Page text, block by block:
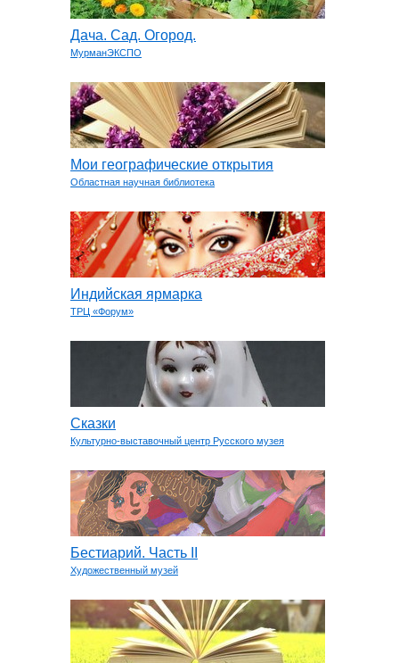
Дача. Сад. Огород.
МурманЭКСПО
Мои географические открытия
Областная научная библиотека
Индийская ярмарка
ТРЦ «Форум»
Сказки
Культурно-выставочный центр Русского музея
Бестиарий. Часть II
Художественный музей